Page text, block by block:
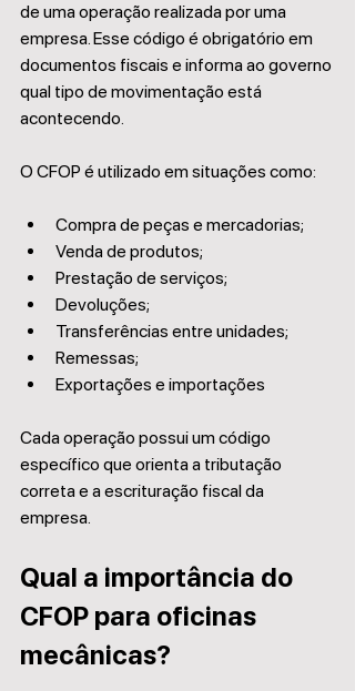
de uma operação realizada por uma
empresa. Esse código é obrigatório em
documentos fiscais e informa ao governo
qual tipo de movimentação está
acontecendo.
O CFOP é utilizado em situações como:
Compra de peças e mercadorias;
Venda de produtos;
Prestação de serviços;
Devoluções;
Transferências entre unidades;
Remessas;
Exportações e importações
Cada operação possui um código
específico que orienta a tributação
correta e a escrituração fiscal da
empresa.
Qual a importância do
CFOP para oficinas
mecânicas?